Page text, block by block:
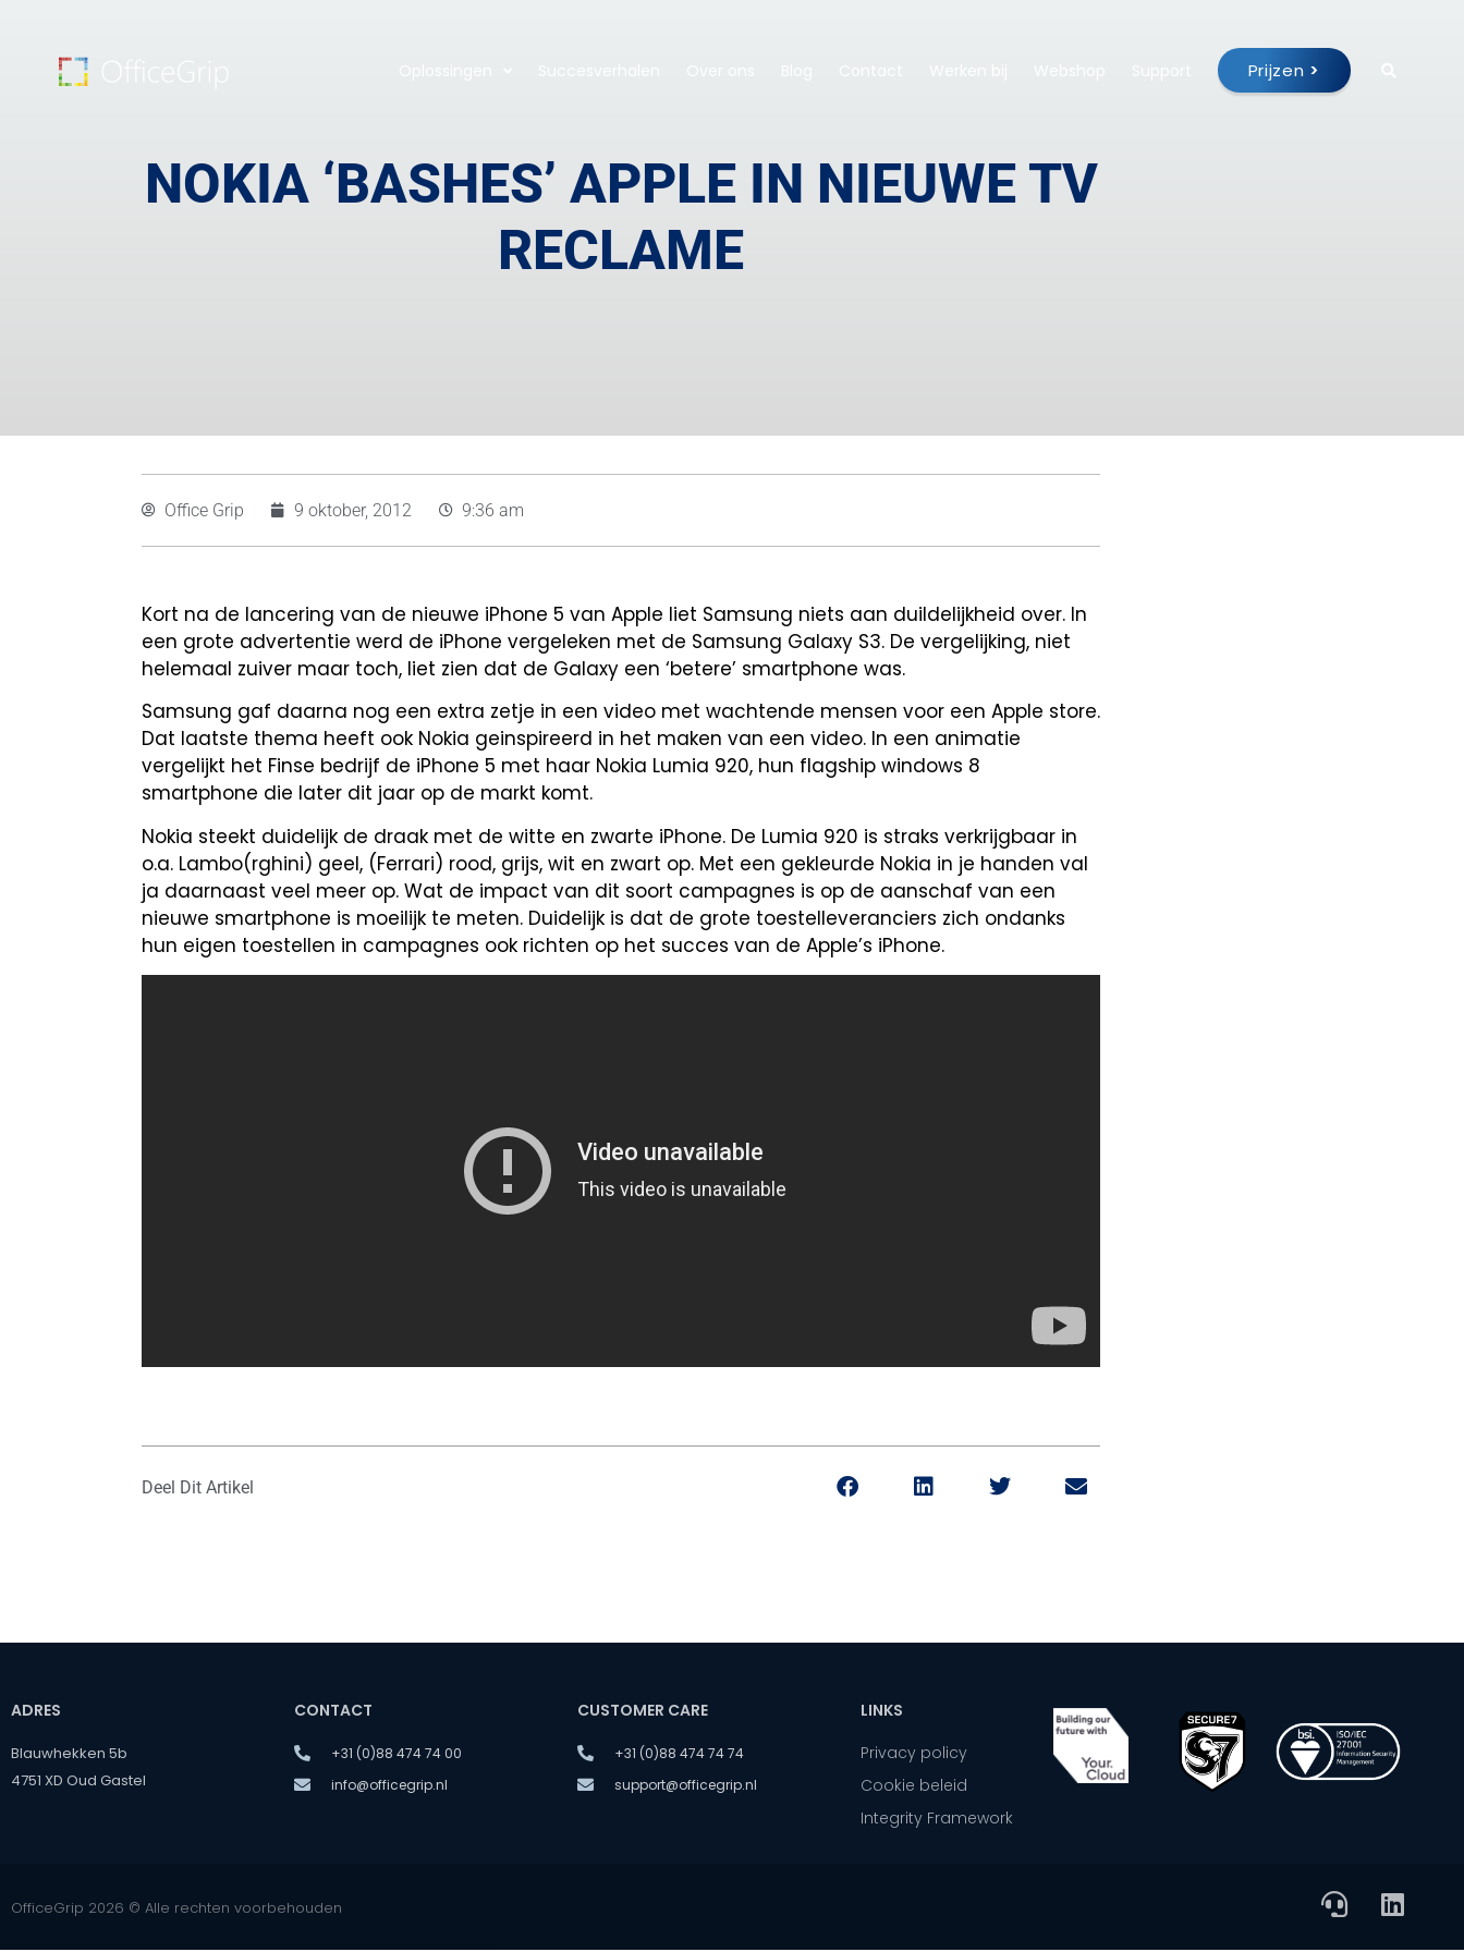
Prijzen >
NOKIA ‘BASHES’ APPLE IN NIEUWE TV
RECLAME
Office Grip 9 oktober, 2012 9:36 am
Kort na de lancering van de nieuwe iPhone 5 van Apple liet Samsung niets aan duildelijkheid over. In
een grote advertentie werd de iPhone vergeleken met de Samsung Galaxy S3. De vergelijking, niet
helemaal zuiver maar toch, liet zien dat de Galaxy een ‘betere’ smartphone was.
Samsung gaf daarna nog een extra zetje in een video met wachtende mensen voor een Apple store.
Dat laatste thema heeft ook Nokia geinspireerd in het maken van een video. In een animatie
vergelijkt het Finse bedrijf de iPhone 5 met haar Nokia Lumia 920, hun flagship windows 8
smartphone die later dit jaar op de markt komt.
Nokia steekt duidelijk de draak met de witte en zwarte iPhone. De Lumia 920 is straks verkrijgbaar in
o.a. Lambo(rghini) geel, (Ferrari) rood, grijs, wit en zwart op. Met een gekleurde Nokia in je handen val
ja daarnaast veel meer op. Wat de impact van dit soort campagnes is op de aanschaf van een
nieuwe smartphone is moeilijk te meten. Duidelijk is dat de grote toestelleveranciers zich ondanks
hun eigen toestellen in campagnes ook richten op het succes van de Apple’s iPhone.
Deel Dit Artikel
ADRES
Blauwhekken 5b
4751 XD Oud Gastel
CONTACT
+31 (0)88 474 74 00
info@officegrip.nl
CUSTOMER CARE
+31 (0)88 474 74 74
support@officegrip.nl
LINKS
Privacy policy
Cookie beleid
Integrity Framework
OfficeGrip 2026 © Alle rechten voorbehouden